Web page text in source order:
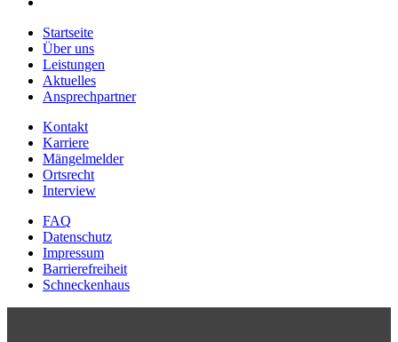
Hauptnavigation
Startseite
Über uns
Leistungen
Aktuelles
Ansprechpartner
Zusätzliche Links
Kontakt
Karriere(öffnet in neuem Fenster)
Mängelmelder(öffnet in neuem Fenster)
Ortsrecht
Interview
Rechtliche Links
FAQ
Datenschutz
Impressum
Barrierefreiheit
Schneckenhaus